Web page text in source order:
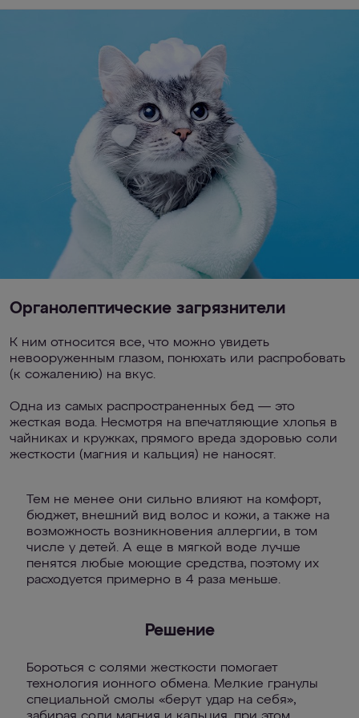
Органолептические загрязнители
К ним относится все, что можно увидеть
невооруженным глазом, понюхать или распробовать
(к сожалению) на вкус.
Одна из самых распространенных бед — это
жесткая вода. Несмотря на впечатляющие хлопья в
чайниках и кружках, прямого вреда здоровью соли
жесткости (магния и кальция) не наносят.
Тем не менее они сильно влияют на комфорт,
бюджет, внешний вид волос и кожи, а также на
возможность возникновения аллергии, в том
числе у детей. А еще в мягкой воде лучше
пенятся любые моющие средства, поэтому их
расходуется примерно в 4 раза меньше.
Решение
Бороться с солями жесткости помогает
технология ионного обмена. Мелкие гранулы
специальной смолы «берут удар на себя»,